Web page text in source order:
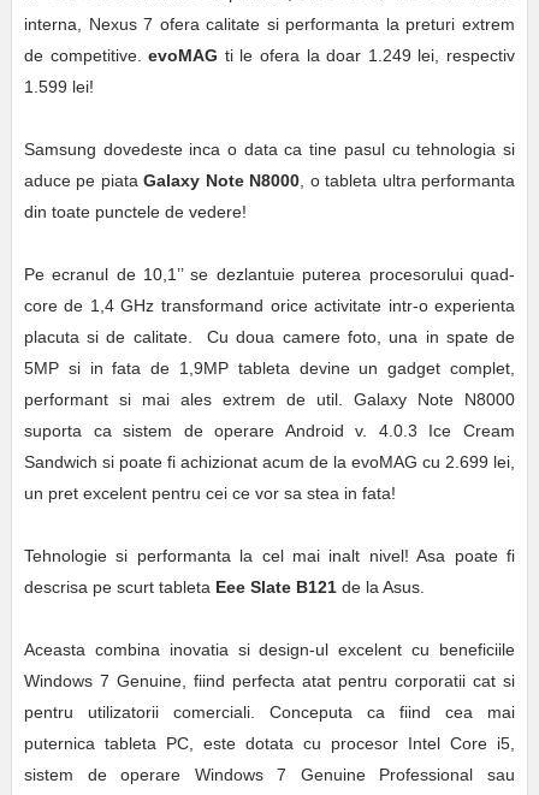
interna, Nexus 7 ofera calitate si performanta la preturi extrem
de competitive.evoMAG ti le ofera la doar 1.249 lei, respectiv
1.599 lei!
Samsung dovedeste inca o data ca tine pasul cu tehnologia si
aduce pe piataGalaxy Note N8000 , o tableta ultra performanta
din toate punctele de vedere!
Pe ecranul de 10,1’’ se dezlantuie puterea procesorului quad-
core de 1,4 GHz transformand orice activitate intr-o experienta
placuta si de calitate. Cu doua camere foto, una in spate de
5MP si in fata de 1,9MP tableta devine un gadget complet,
performant si mai ales extrem de util. Galaxy Note N8000
suporta ca sistem de operare Android v. 4.0.3 Ice Cream
Sandwich si poate fi achizionat acum de la evoMAG cu 2.699 lei,
un pret excelent pentru cei ce vor sa stea in fata!
Tehnologie si performanta la cel mai inalt nivel! Asa poate fi
descrisa pe scurt tableta Eee Slate B121de la Asus.
Aceasta combina inovatia si design-ul excelent cu beneficiile
Windows 7 Genuine, fiind perfecta atat pentru corporatii cat si
pentru utilizatorii comerciali. Conceputa ca fiind cea mai
puternica tableta PC, este dotata cu procesor Intel Core i5,
sistem de operare Windows 7 Genuine Professional sau